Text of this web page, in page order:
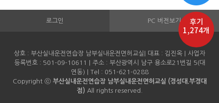
후기
1,274개
로그인 PC 버전보기
상호 : 부산실내운전연습장 남부실내운전면허교실| 대표 : 김진옥 | 사업자
등록번호 : 501-09-10611 | 주소 : 부산광역시 남구 용소로21번길 5(대
연동) | Tel : 051-621-0288
Copyright ⓒ 부산실내운전연습장 남부실내운전면허교실 (경성대.부경대
점) All rights reserved.